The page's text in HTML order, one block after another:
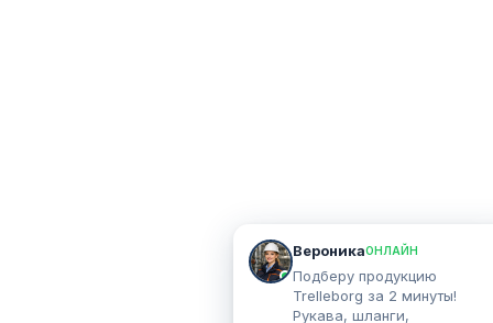
ВероникаОНЛАЙН
Подберу продукцию
Trelleborg за 2 минуты!
Рукава, шланги,